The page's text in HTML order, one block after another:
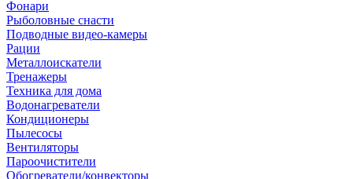
Фонари
Рыболовные снасти
Подводные видео-камеры
Рации
Металлоискатели
Тренажеры
Техника для дома
Водонагреватели
Кондиционеры
Пылесосы
Вентиляторы
Пароочистители
Обогреватели/конвекторы